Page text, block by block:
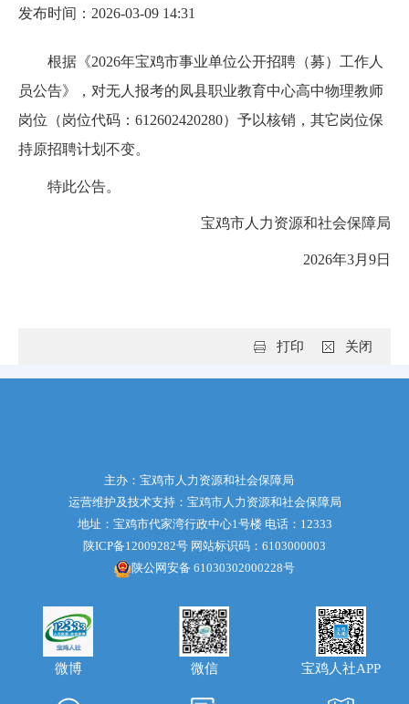
发布时间：2026-03-09 14:31
根据《2026年宝鸡市事业单位公开招聘（募）工作人
员公告》，对无人报考的凤县职业教育中心高中物理教师
岗位（岗位代码：612602420280）予以核销，其它岗位保
持原招聘计划不变。
特此公告。
宝鸡市人力资源和社会保障局
2026年3月9日
关闭
打印
主办：宝鸡市人力资源和社会保障局
运营维护及技术支持：宝鸡市人力资源和社会保障局
地址：宝鸡市代家湾行政中心1号楼 电话：12333
陕ICP备12009282号 网站标识码：6103000003
陕公网安备 61030302000228号
微博 微信 宝鸡人社APP